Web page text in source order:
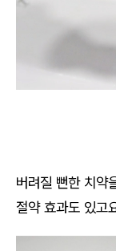
버려질 뻔한 치약
절약 효과도 있고